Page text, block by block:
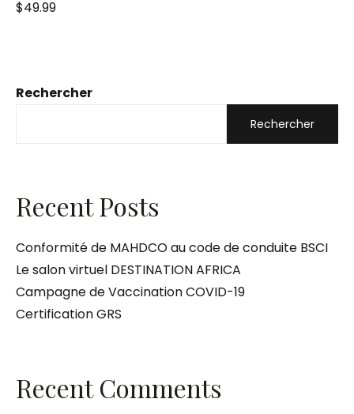
Rechercher
Rechercher
Recent Posts
Conformité de MAHDCO au code de conduite BSCI
Le salon virtuel DESTINATION AFRICA
Campagne de Vaccination COVID-19
Certification GRS
Recent Comments
o
$49.99